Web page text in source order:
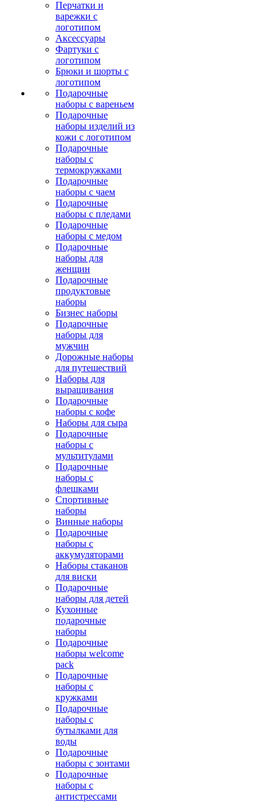
Перчатки и
варежки с
логотипом
Аксессуары
Фартуки с
логотипом
Брюки и шорты с
логотипом
Подарочные
наборы с вареньем
Подарочные
наборы изделий из
кожи с логотипом
Подарочные
наборы с
термокружками
Подарочные
наборы с чаем
Подарочные
наборы с пледами
Подарочные
наборы с медом
Подарочные
наборы для
женщин
Подарочные
продуктовые
наборы
Бизнес наборы
Подарочные
наборы для
мужчин
Дорожные наборы
для путешествий
Наборы для
выращивания
Подарочные
наборы с кофе
Наборы для сыра
Подарочные
наборы с
мультитулами
Подарочные
наборы с
флешками
Спортивные
наборы
Винные наборы
Подарочные
наборы с
аккумуляторами
Наборы стаканов
для виски
Подарочные
наборы для детей
Кухонные
подарочные
наборы
Подарочные
наборы welcome
pack
Подарочные
наборы с
кружками
Подарочные
наборы с
бутылками для
воды
Подарочные
наборы с зонтами
Подарочные
наборы с
антистрессами